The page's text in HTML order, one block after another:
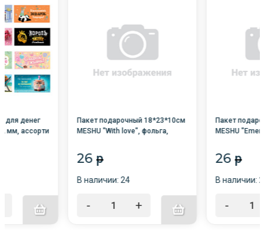
для денег
мм, ассорти
Пакет подарочный 18*23*10см
MESHU "With love", фольга,
26 p
В наличии: 24
- +
Пакет
MESHU
26 p
В наличии:
-